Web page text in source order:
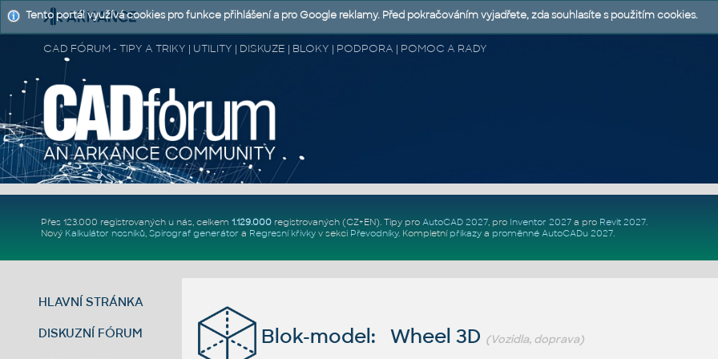
CAD FÓRUM - TIPY A TRIKY | UTILITY | DISKUZE | BLOKY | PODPORA | POMOC A RADY
Přes 123.000 registrovaných u nás, celkem 1.129.000registrovaných (CZ+EN). Tipy pro AutoCAD 2027, pro Inventor 2027a pro Revit 2027.
Nový Kalkulátor nosníků, Spirograf generátor a Regresní křivkyv sekci Převodníky. Kompletní příkazya proměnné AutoCADu 2027.
HLAVNÍ STRÁNKA
DISKUZNÍ FÓRUM Blok-model: Wheel 3D (Vozidla, doprava)
Tento portál využívá cookies pro funkce přihlášení a pro Google reklamy. Před pokračováním vyjadřete, zda souhlasíte s použitím cookies.